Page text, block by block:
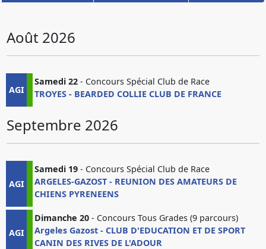
Août 2026
AGI
Samedi 22 - Concours Spécial Club de Race
TROYES - BEARDED COLLIE CLUB DE FRANCE
Septembre 2026
AGI
Samedi 19 - Concours Spécial Club de Race
ARGELES-GAZOST - REUNION DES AMATEURS DE
CHIENS PYRENEENS
AGI
Dimanche 20 - Concours Tous Grades (9 parcours)
Argeles Gazost - CLUB D'EDUCATION ET DE SPORT
CANIN DES RIVES DE L'ADOUR